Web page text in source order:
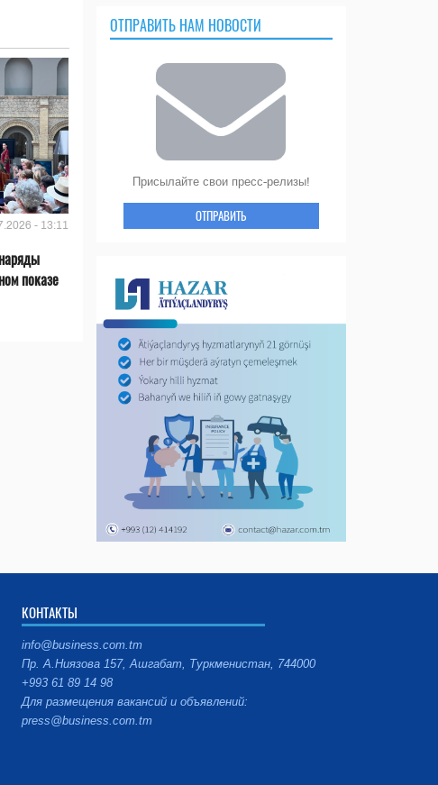
- 13:11
показе
ОТПРАВИТЬ НАМ НОВОСТИ
Присылайте свои пресс-релизы!
ОТПРАВИТЬ
КОНТАКТЫ
info@business.com.tm
Пр. А.Ниязова 157, Ашгабат, Туркменистан, 744000
+993 61 89 14 98
Для размещения вакансий и объявлений:
press@business.com.tm